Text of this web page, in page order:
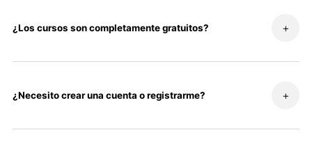
¿Los cursos son completamente gratuitos? +
¿Necesito crear una cuenta o registrarme? +